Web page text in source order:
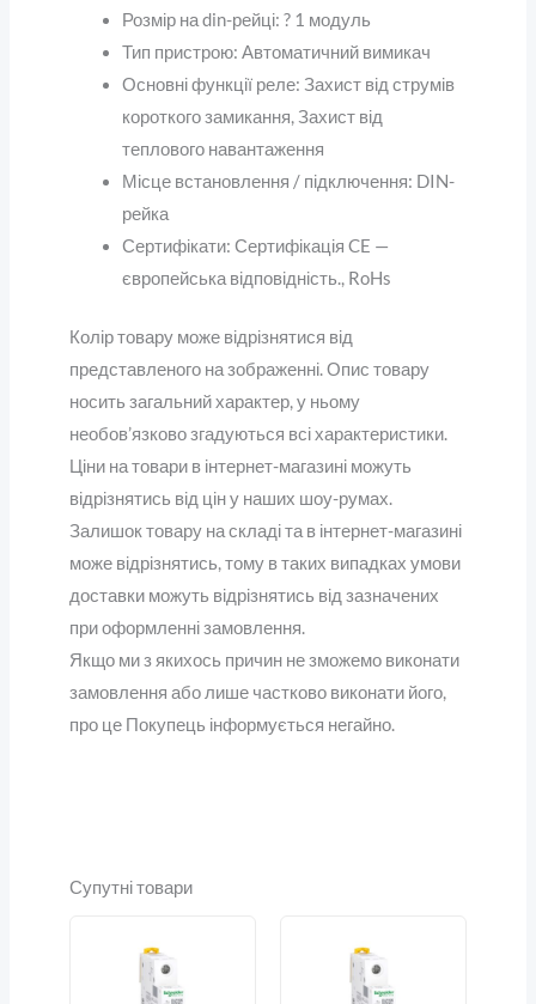
Розмір на din-рейці: ? 1 модуль
Тип пристрою: Автоматичний вимикач
Основні функції реле: Захист від струмів
короткого замикання, Захист від
теплового навантаження
Місце встановлення / підключення: DIN-
рейка
Сертифікати: Сертифікація CE —
європейська відповідність., RoHs
Колір товару може відрізнятися від
представленого на зображенні. Опис товару
носить загальний характер, у ньому
необов’язково згадуються всі характеристики.
Ціни на товари в інтернет-магазині можуть
відрізнятись від цін у наших шоу-румах.
Залишок товару на складі та в інтернет-магазині
може відрізнятись, тому в таких випадках умови
доставки можуть відрізнятись від зазначених
при оформленні замовлення.
Якщо ми з якихось причин не зможемо виконати
замовлення або лише частково виконати його,
про це Покупець інформується негайно.
Супутні товари